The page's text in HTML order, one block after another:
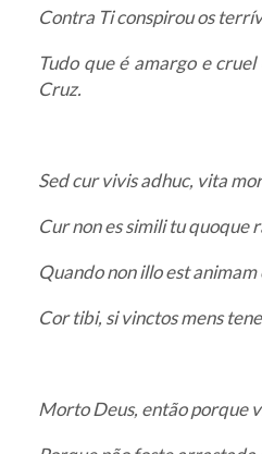
Contra Ti conspirou os
Tudo que é amargo e
Cruz.
Sed cur vivis adhuc, vita
Cur non es simili tu quoque
Quando non illo est
Cor tibi, si vinctos mens
Morto Deus, então porque